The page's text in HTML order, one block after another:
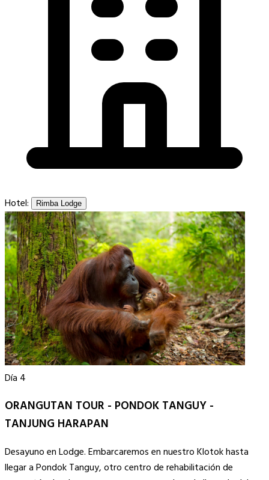
Hotel: Rimba Lodge
Día 4
ORANGUTAN TOUR - PONDOK TANGUY -
TANJUNG HARAPAN
Desayuno en Lodge. Embarcaremos en nuestro Klotok hasta
llegar a Pondok Tanguy, otro centro de rehabilitación de